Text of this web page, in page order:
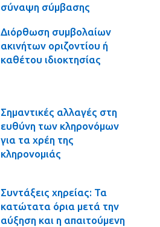
σύναψη σύμβασης
Διόρθωση συμβολαίων
ακινήτων οριζοντίου ή
καθέτου ιδιοκτησίας
Σημαντικές αλλαγές στη
ευθύνη των κληρονόμων
για τα χρέη της
κληρονομιάς
Συντάξεις χηρείας: Τα
κατώτατα όρια μετά την
αύξηση και η απαιτούμενη